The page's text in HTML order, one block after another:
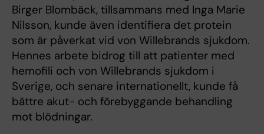
Birger Blombäck, tillsammans med Inga Marie
Nilsson, kunde även identifiera det protein
som är påverkat vid von Willebrands sjukdom.
Hennes arbete bidrog till att patienter med
hemofili och von Willebrands sjukdom i
Sverige, och senare internationellt, kunde få
bättre akut- och förebyggande behandling
mot blödningar.